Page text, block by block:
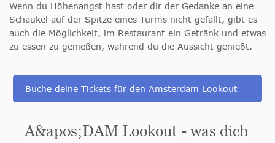
Wenn du Höhenangst hast oder dir der Gedanke an eine
Schaukel auf der Spitze eines Turms nicht gefällt, gibt es
auch die Möglichkeit, im Restaurant ein Getränk und etwas
zu essen zu genießen, während du die Aussicht genießt.
Buche deine Tickets für den Amsterdam Lookout
A&apos;DAM Lookout - was dich